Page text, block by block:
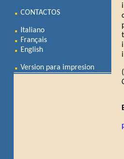
CONTACTOS
Italiano
Français
English
Version para impresion